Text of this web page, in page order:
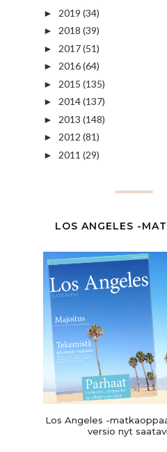
► 2019 (34)
► 2018 (39)
► 2017(51)
► 2016(64)
► 2015 (135)
► 2014(137)
► 2013 (148)
► 2012 (81)
► 2011 (29)
LOS ANGELES -
Los Angeles -
versio nyt